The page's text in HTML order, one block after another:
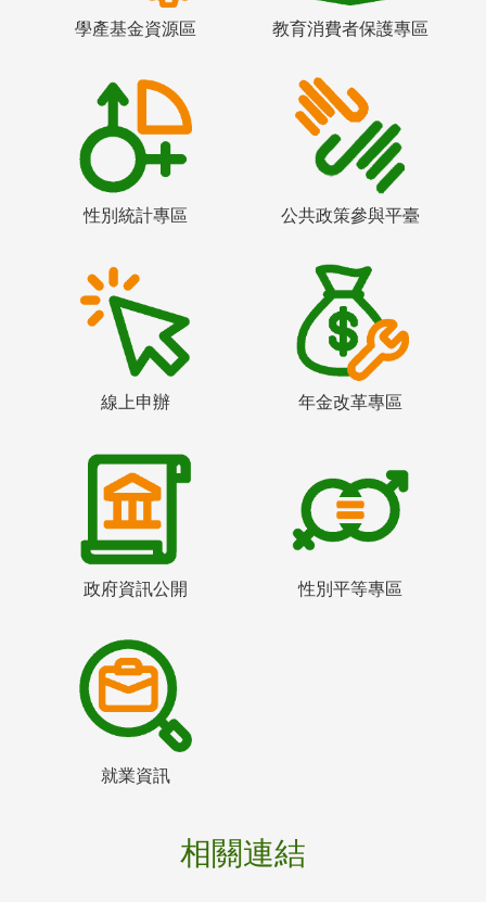
學產基金資源區 教育消費者保護專區
性別統計專區 公共政策參與平臺
線上申辦 年金改革專區
政府資訊公開 性別平等專區
就業資訊
相關連結